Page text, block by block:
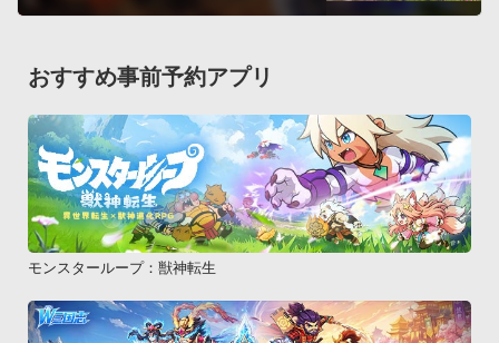
おすすめ事前予約アプリ
モンスターループ：獣神転生